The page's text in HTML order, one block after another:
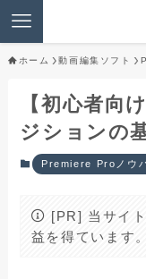
ホーム 動画編集ソフト
【初心者向
ジションの
Premiere Proノウ
[PR] 当サイ
益を得ています。